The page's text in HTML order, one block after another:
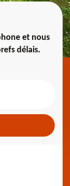
et nous
délais.